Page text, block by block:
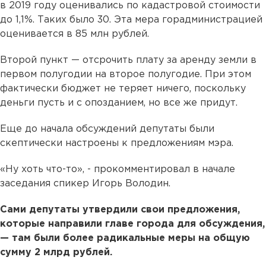
в 2019 году оценивались по кадастровой стоимости
до 1,1%. Таких было 30. Эта мера горадминистрацией
оценивается в 85 млн рублей.
Второй пункт — отсрочить плату за аренду земли в
первом полугодии на второе полугодие. При этом
фактически бюджет не теряет ничего, поскольку
деньги пусть и с опозданием, но все же придут.
Еще до начала обсуждений депутаты были
скептически настроены к предложениям мэра.
«Ну хоть что-то», - прокомментировал в начале
заседания спикер Игорь Володин.
Сами депутаты утвердили свои предложения,
которые направили главе города для обсуждения,
— там были более радикальные меры на общую
сумму 2 млрд рублей.